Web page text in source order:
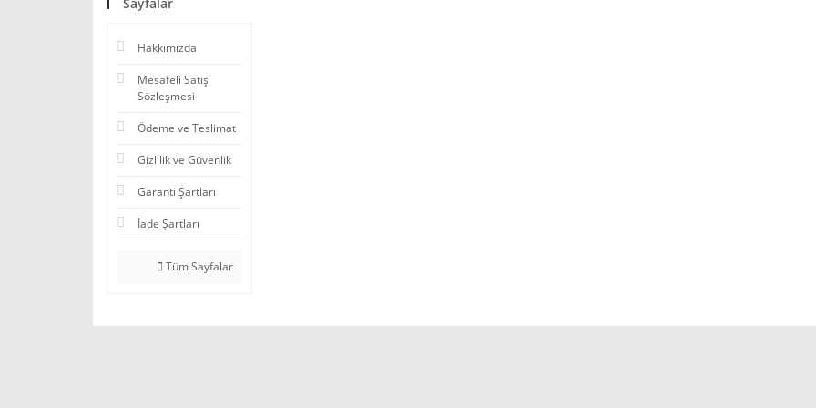
Sayfalar
Hakkımızda
Mesafeli Satış
Sözleşmesi
Ödeme ve Teslimat
Gizlilik ve Güvenlik
Garanti Şartları
İade Şartları
Tüm Sayfalar